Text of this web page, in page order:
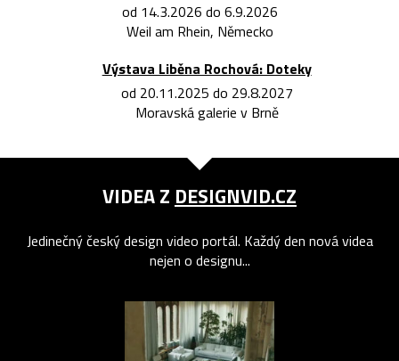
od 14.3.2026 do 6.9.2026
Weil am Rhein, Německo
Výstava Liběna Rochová: Doteky
od 20.11.2025 do 29.8.2027
Moravská galerie v Brně
VIDEA Z DESIGNVID.CZ
Jedinečný český design video portál. Každý den nová videa
nejen o designu...